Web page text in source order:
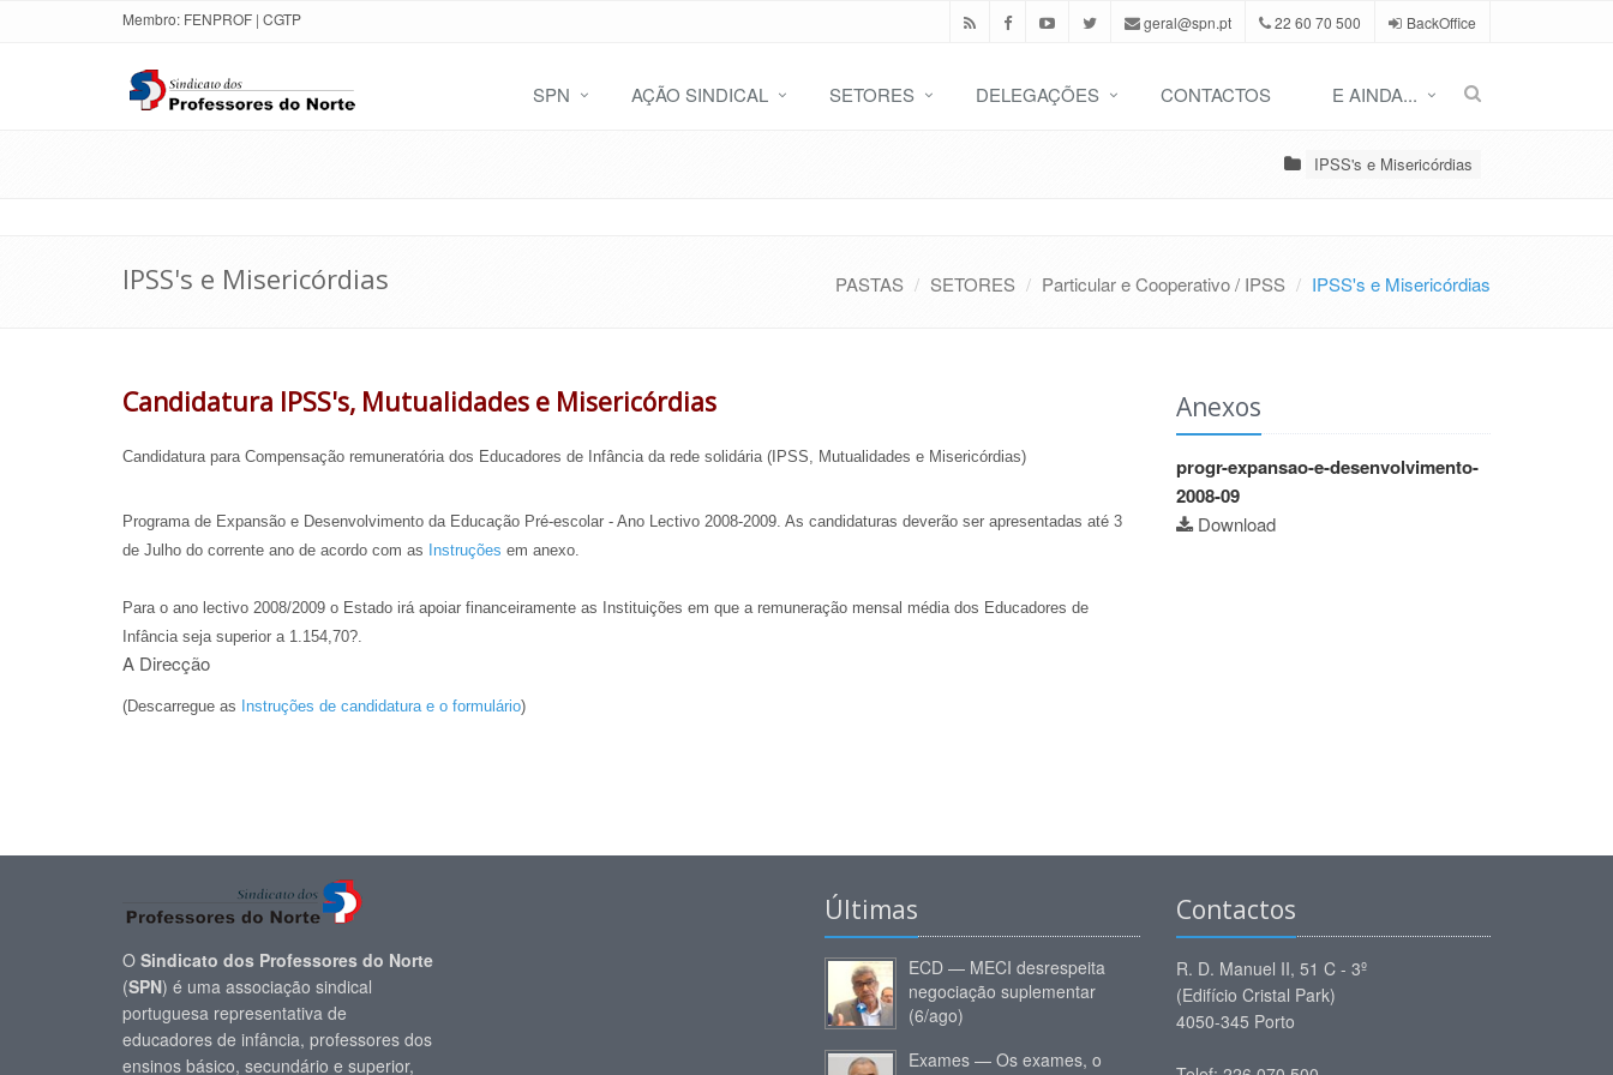
Membro: FENPROF | CGTP geral@spn.pt 22 60 70 500 BackOffice
SPN AÇÃO SINDICAL SETORES DELEGAÇÕES CONTACTOS E AINDA...
IPSS's e Misericórdias
IPSS's e Misericórdias PASTAS SETORES Particular e Cooperativo / IPSS IPSS's e Misericórdias
Candidatura IPSS's, Mutualidades e Misericórdias
Candidatura para Compensação remuneratória dos Educadores de Infância da rede solidária (IPSS, Mutualidades e Misericórdias)
Programa de Expansão e Desenvolvimento da Educação Pré-escolar - Ano Lectivo 2008-2009. As candidaturas deverão ser apresentadas até 3
de Julho do corrente ano de acordo com as
Instruções em anexo.
Para o ano lectivo 2008/2009 o Estado irá apoiar financeiramente as Instituições em que a remuneração mensal média dos Educadores de
Infância seja superior a 1.154,70?.
A Direcção
(Descarregue as Instruções de candidatura e o formulário)
Anexos
progr-expansao-e-desenvolvimento-
2008-09
Download
O Sindicato dos Professores do Norte
(SPN) é uma associação sindical
portuguesa representativa de
educadores de infância, professores dos
ensinos básico, secundário e superior,
Últimas
ECD — MECI desrespeita
negociação suplementar
(6/ago)
Exames — Os exames, o
Contactos
R. D. Manuel II, 51 C - 3º
(Edifício Cristal Park)
4050-345 Porto